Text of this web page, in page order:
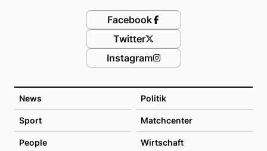
News Politik
Sport Matchcenter
People Wirtschaft
Facebook
Twitter
Instagram